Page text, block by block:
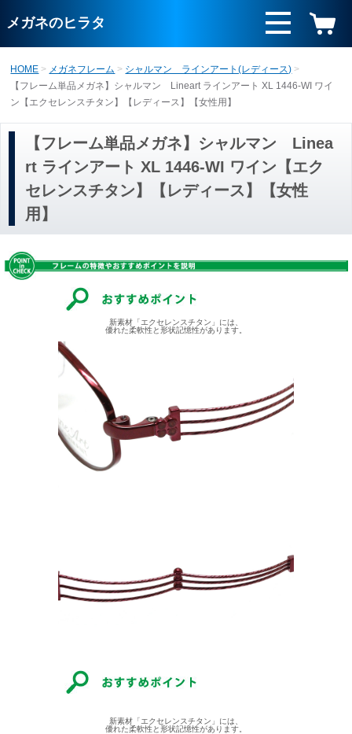
メガネのヒラタ
HOME メガネフレーム
シャルマン ラインアート(レディース)
【フレーム単品メガネ】シャルマン Lineart ラインアート XL 1446-WI ワイ
ン【エクセレンスチタン】【レディース】【女性用】
【フレーム単品メガネ】シャルマン Linea
rt ラインアート XL 1446-WI ワイン【エク
セレンスチタン】【レディース】【女性
用】
新素材「エクセレンスチタン」には、
優れた柔軟性と形状記憶性があります。
新素材「エクセレンスチタン」には、
優れた柔軟性と形状記憶性があります。